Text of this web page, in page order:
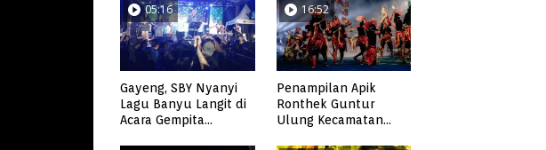
05:16
Gayeng, SBY Nyanyi
Lagu Banyu Langit di
Acara Gempita
16:52
Penampilan Apik
Ronthek Guntur
Ulung Kecamatan